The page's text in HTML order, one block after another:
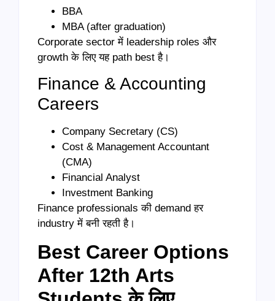
BBA
MBA (after graduation)
Corporate sector में leadership roles और
growth के लिए यह path best है।
Finance & Accounting
Careers
Company Secretary (CS)
Cost & Management Accountant
(CMA)
Financial Analyst
Investment Banking
Finance professionals की demand हर
industry में बनी रहती है।
Best Career Options
After 12th Arts